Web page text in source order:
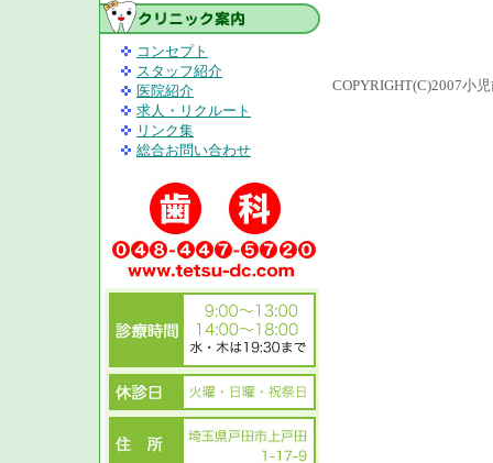
コンセプト
スタッフ紹介
医院紹介
求人・リクルート
リンク集
総合お問い合わせ
COPYRIGHT(C)2007小